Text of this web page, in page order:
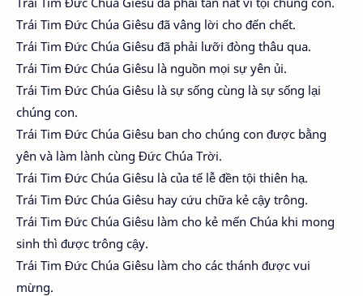
Trái Tim Đức Chúa Giêsu đã vâng lời cho đến chết.
Trái Tim Đức Chúa Giêsu đã phải lưỡi đòng thâu qua.
Trái Tim Đức Chúa Giêsu là nguồn mọi sự yên ủi.
Trái Tim Đức Chúa Giêsu là sự sống cùng là sự sống lại
chúng con.
Trái Tim Đức Chúa Giêsu ban cho chúng con được bằng
yên và làm lành cùng Đức Chúa Trời.
Trái Tim Đức Chúa Giêsu là của tế lễ đền tội thiên hạ.
Trái Tim Đức Chúa Giêsu hay cứu chữa kẻ cậy trông.
Trái Tim Đức Chúa Giêsu làm cho kẻ mến Chúa khi mong
sinh thì được trông cậy.
Trái Tim Đức Chúa Giêsu làm cho các thánh được vui
mừng.